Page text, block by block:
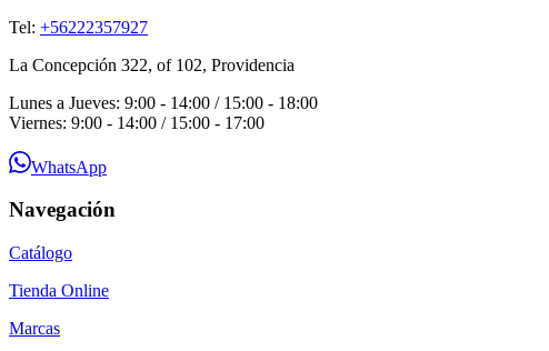
Tel: +56222357927
La Concepción 322, of 102, Providencia
Lunes a Jueves: 9:00 - 14:00 / 15:00 - 18:00
Viernes: 9:00 - 14:00 / 15:00 - 17:00
WhatsApp
Navegación
Catálogo
Tienda Online
Marcas